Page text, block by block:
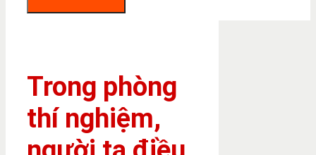
Trong phòng
thí nghiệm,